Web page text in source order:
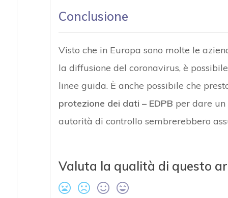
Conclusione
Visto che in Europa sono molte le
la diffusione del coronavirus, è
linee guida. È anche possibile che
protezione dei dati – EDPB per dare un
autorità di controllo sembrerebbero
Valuta la qualità di questo